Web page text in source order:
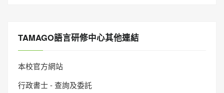
TAMAGO語言研修中心其他連結
本校官方網站
行政書士 - 查詢及委託